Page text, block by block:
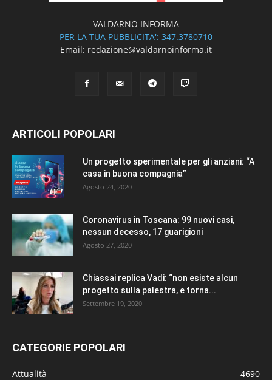
VALDARNO INFORMA
PER LA TUA PUBBLICITA': 347.3780710
Email: redazione@valdarnoinforma.it
ARTICOLI POPOLARI
Un progetto sperimentale per gli anziani: “A
casa in buona compagnia”
Agosto 24, 2020
Coronavirus in Toscana: 99 nuovi casi,
nessun decesso, 17 guarigioni
Agosto 27, 2020
Chiassai replica Vadi: “non esiste alcun
progetto sulla palestra, e torna...
Settembre 19, 2020
CATEGORIE POPOLARI
Attualità
4690